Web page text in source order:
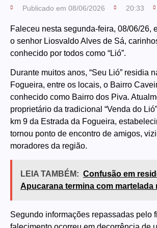
Publicado em 08/06/2026 20:33
Faleceu nesta segunda-feira, 08/06/26,
o senhor Liosvaldo Alves de Sá,
conhecido por todos como “Lió”.
Durante muitos anos, “Seu Lió” residia
Fogueira, entre os locais, o Bairro
conhecido como Bairro dos Piva.
proprietário da tradicional “Venda do
km 9 da Estrada da Fogueira,
tornou ponto de encontro de amigos,
moradores da região.
LEIA TAMBÉM: Confusão em
Apucarana termina com martelada
Segundo informações repassadas pelo